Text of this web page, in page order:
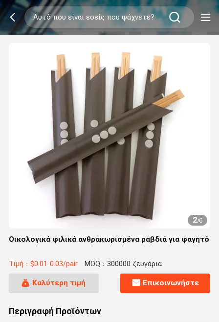
2/6
Οικολογικά φιλικά ανθρακωρισμένα ραβδιά για φαγητό
Τιμή：$0.01-0.03/pair MOQ：300000 ζευγάρια
Καλύτερη τιμή Επικοινωνήστε
Περιγραφή Προϊόντων